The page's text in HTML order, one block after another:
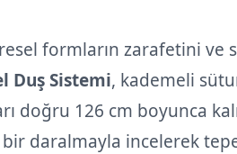
formların zarafetini
Duş Sistemi, kademeli
doğru 126 cm boyunca
daralmayla incelerek